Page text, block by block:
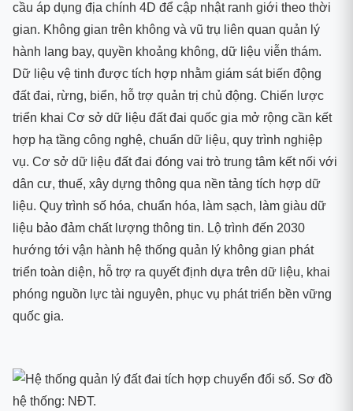
cầu áp dụng địa chính 4D để cập nhật ranh giới theo thời
gian. Không gian trên không và vũ trụ liên quan quản lý
hành lang bay, quyền khoảng không, dữ liệu viễn thám.
Dữ liệu vệ tinh được tích hợp nhằm giám sát biến động
đất đai, rừng, biển, hỗ trợ quản trị chủ động. Chiến lược
triển khai Cơ sở dữ liệu đất đai quốc gia mở rộng cần kết
hợp hạ tầng công nghệ, chuẩn dữ liệu, quy trình nghiệp
vụ. Cơ sở dữ liệu đất đai đóng vai trò trung tâm kết nối với
dân cư, thuế, xây dựng thông qua nền tảng tích hợp dữ
liệu. Quy trình số hóa, chuẩn hóa, làm sạch, làm giàu dữ
liệu bảo đảm chất lượng thông tin. Lộ trình đến 2030
hướng tới vận hành hệ thống quản lý không gian phát
triển toàn diện, hỗ trợ ra quyết định dựa trên dữ liệu, khai
phóng nguồn lực tài nguyên, phục vụ phát triển bền vững
quốc gia.